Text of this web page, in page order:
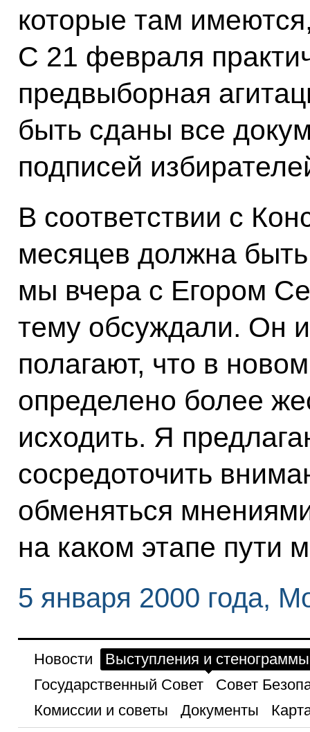
которые там
С 21 февраля
предвыборная
быть сданы все
подписей
В соответствии с
месяцев должна
мы вчера с Егором
тему обсуждали. Он
полагают, что в
определено более
исходить. Я
сосредоточить
обменяться
на каком этапе пути
5 января 2000 года,
Новости
Выступления и стенограммы
Государственный Совет
Совет
Комиссии и советы
Документы